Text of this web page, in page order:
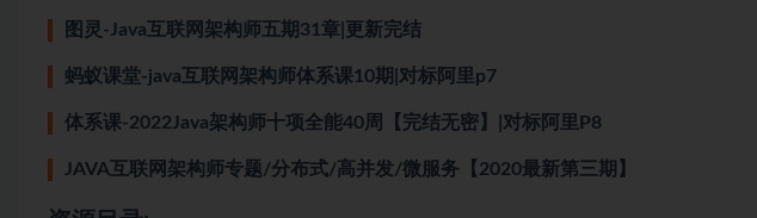
图灵-Java互联网架构师五期31章|更新完结
蚂蚁课堂-java互联网架构师体系课10期|对标阿里p7
体系课-2022Java架构师十项全能40周【完结无密】|对标阿里P8
JAVA互联网架构师专题/分布式/高并发/微服务【2020最新第三期】